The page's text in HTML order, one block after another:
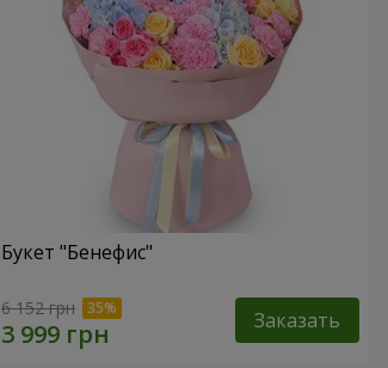
Букет "Бенефис"
6 152 грн Заказать